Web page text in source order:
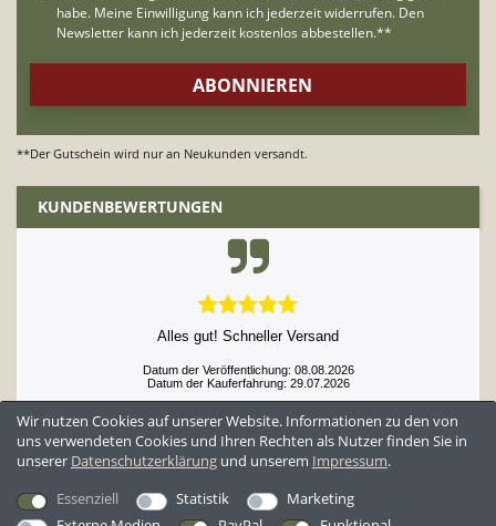
**Der Gutschein wird nur an Neukunden versandt.
KUNDENBEWERTUNGEN
Alles gut! Schneller Versand
Datum der Veröffentlichung: 08.08.2026
Datum der Kauferfahrung: 29.07.2026
Wir nutzen Cookies auf unserer Website. Informationen zu den von
uns verwendeten Cookies und Ihren Rechten als Nutzer finden Sie in
unserer Daten­schutz­erklärung und unserem Impressum.
Essenziell
Statistik
Marketing